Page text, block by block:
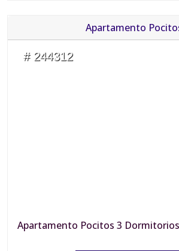
Apartamento
# 244312
Apartamento Pocitos 3